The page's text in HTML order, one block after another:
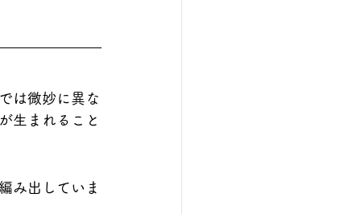
は微妙に異な
生まれること
み出していま